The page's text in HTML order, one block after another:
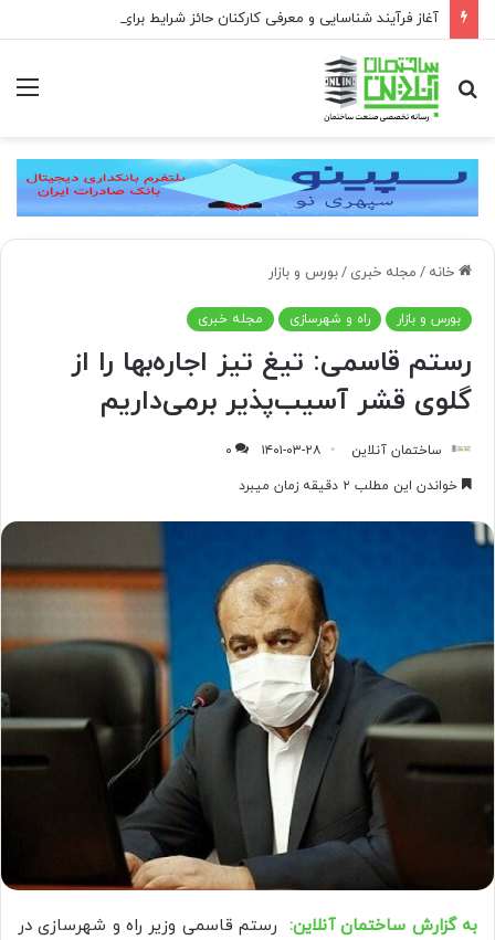
جستجو
برای
خانه / مجله خبری /بورس و بازار
بورس و بازار راه و شهرسازی مجله خبری
رستم قاسمی: تیغ تیز اجاره‌بها را از
گلوی قشر آسیب‌پذیر برمی‌داریم
ساختمان آنلاین ۱۴۰۱-۰۳-۲۸
۰
خواندن این مطلب ۲ دقیقه زمان میبرد
به گزارش ساختمان آنلاین: رستم قاسمی وزیر راه و شهرسازی در